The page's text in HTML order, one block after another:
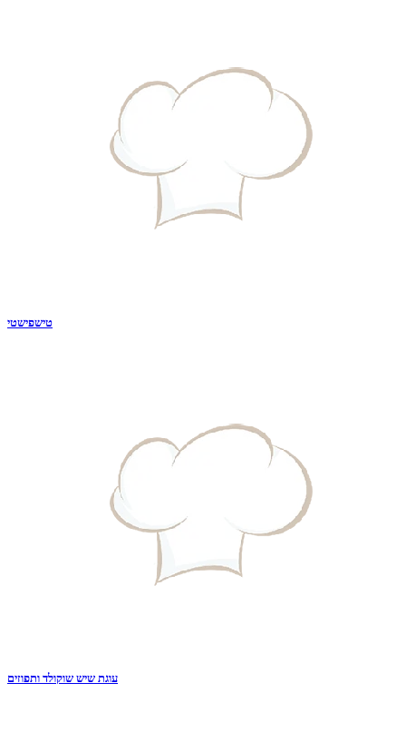
טישפישטי
עוגת שיש שוקולד ותפוזים